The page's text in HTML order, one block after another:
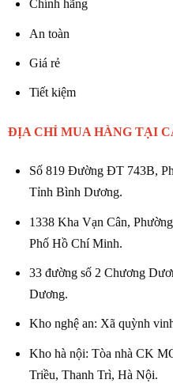
Chính hãng
An toàn
Giá rẻ
Tiết kiệm
ĐỊA CHỈ MUA HÀNG TẠI
Số 819 Đường ĐT 743B,
Tỉnh Bình Dương.
1338 Kha Vạn Cân,
Phố Hồ Chí Minh.
33 đường số 2 Chương
Dương.
Kho nghệ an: Xã quỳnh
Kho hà nội: Tòa nhà CK
Triều, Thanh Trì, Hà Nội.